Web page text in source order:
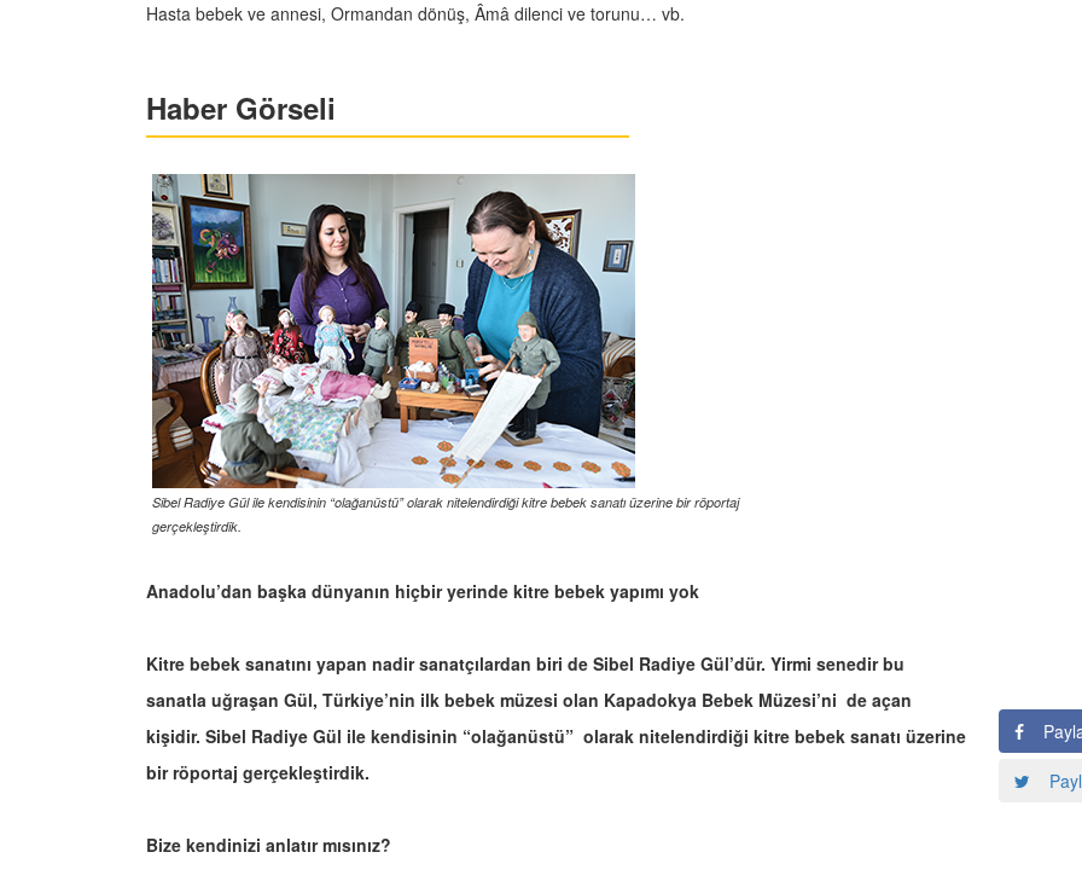
Hasta bebek ve annesi, Ormandan dönüş, Âmâ dilenci ve torunu… vb.
Haber Görseli
Sibel Radiye Gül ile kendisinin “olağanüstü” olarak nitelendirdiği kitre bebek sanatı üzerine bir röportaj
gerçekleştirdik.
Anadolu’dan başka dünyanın hiçbir yerinde kitre bebek yapımı yok
Kitre bebek sanatını yapan nadir sanatçılardan biri de Sibel Radiye Gül’dür. Yirmi senedir bu
sanatla uğraşan Gül, Türkiye’nin ilk bebek müzesi olan Kapadokya Bebek Müzesi’ni de açan
kişidir. Sibel Radiye Gül ile kendisinin “olağanüstü” olarak nitelendirdiği kitre bebek sanatı üzerine
bir röportaj gerçekleştirdik.
Bize kendinizi anlatır mısınız?